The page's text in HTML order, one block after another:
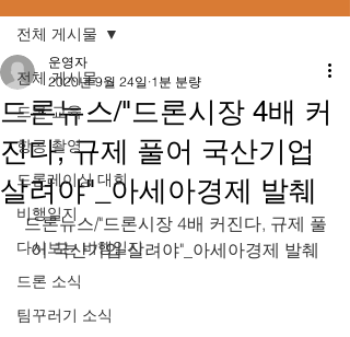
전체 게시물
드론 교육
항공 촬영
드론레이싱 대회
비행일지
다시보는 비행일지
드론 소식
팀꾸러기 소식
전체 게시물
드론뉴스/"드론시장 4배 커
진다, 규제 풀어 국산기업
살려야"_아세아경제 발췌
운영자
2020년 9월 24일 1분 분량
드론뉴스/"드론시장 4배 커진다, 규제 풀
어 국산기업 살려야"_아세아경제 발췌